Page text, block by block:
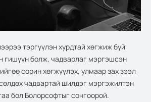
тэргүүлэн хурдтай хөгжиж буй
гишүүн болж, чадварлаг мэргэшсэн
сорин хөгжүүлэх, улмаар зах зээл
чадвартай шилдэг мэргэжилтэн
бол Болорсофтыг сонгоорой.